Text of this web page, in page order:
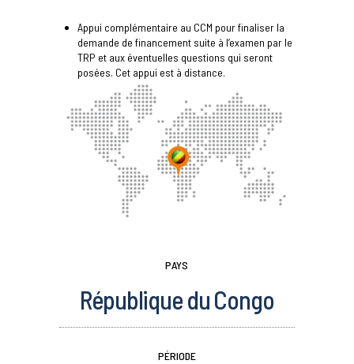
Appui complémentaire au CCM pour finaliser la
demande de financement suite à l’examen par le
TRP et aux éventuelles questions qui seront
posées. Cet appui est à distance.
PAYS
République du Congo
PÉRIODE